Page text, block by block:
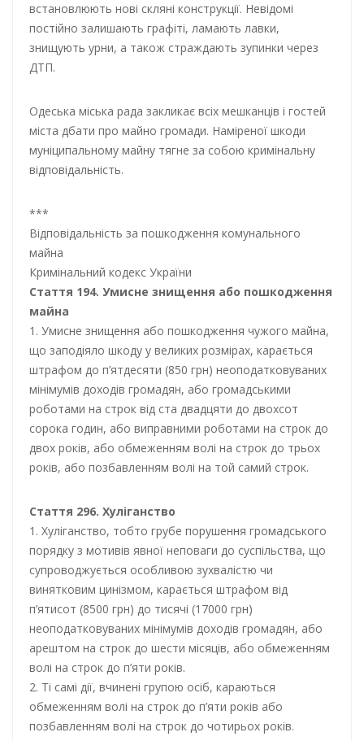
встановлюють нові скляні конструкції. Невідомі
постійно залишають графіті, ламають лавки,
знищують урни, а також страждають зупинки через
ДТП.
Одеська міська рада закликає всіх мешканців і гостей
міста дбати про майно громади. Наміреної шкоди
муніципальному майну тягне за собою кримінальну
відповідальність.
***
Відповідальність за пошкодження комунального
майна
Кримінальний кодекс України
Стаття 194. Умисне знищення або пошкодження
майна
1. Умисне знищення або пошкодження чужого майна,
що заподіяло шкоду у великих розмірах, карається
штрафом до п’ятдесяти (850 грн) неоподатковуваних
мінімумів доходів громадян, або громадськими
роботами на строк від ста двадцяти до двохсот
сорока годин, або виправними роботами на строк до
двох років, або обмеженням волі на строк до трьох
років, або позбавленням волі на той самий строк.
Стаття 296. Хуліганство
1. Хуліганство, тобто грубе порушення громадського
порядку з мотивів явної неповаги до суспільства, що
супроводжується особливою зухвалістю чи
винятковим цинізмом, карається штрафом від
п’ятисот (8500 грн) до тисячі (17000 грн)
неоподатковуваних мінімумів доходів громадян, або
арештом на строк до шести місяців, або обмеженням
волі на строк до п’яти років.
2. Ті самі дії, вчинені групою осіб, караються
обмеженням волі на строк до п’яти років або
позбавленням волі на строк до чотирьох років.